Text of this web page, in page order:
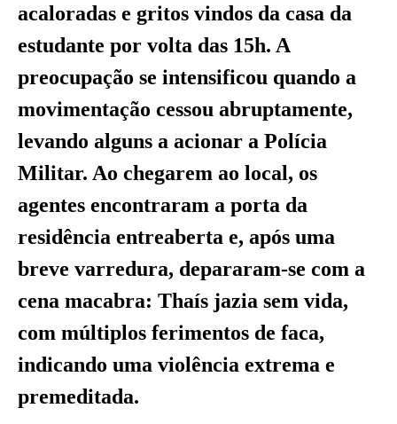
acaloradas e gritos vindos da casa da
estudante por volta das 15h. A
preocupação se intensificou quando a
movimentação cessou abruptamente,
levando alguns a acionar a Polícia
Militar. Ao chegarem ao local, os
agentes encontraram a porta da
residência entreaberta e, após uma
breve varredura, depararam-se com a
cena macabra: Thaís jazia sem vida,
com múltiplos ferimentos de faca,
indicando uma violência extrema e
premeditada.